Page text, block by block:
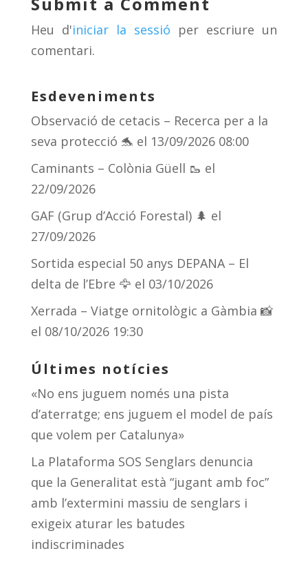
s m te
ix
Heu d'iniciar la sessió per escriure un
comentari.
Esdeveniments
Observació de cetacis – Recerca per a la
seva protecció 🐬 el 13/09/2026 08:00
Caminants – Colònia Güell 🥾 el
22/09/2026
GAF (Grup d’Acció Forestal) 🌲 el
27/09/2026
Sortida especial 50 anys DEPANA – El
delta de l’Ebre 🦅 el 03/10/2026
Xerrada – Viatge ornitològic a Gàmbia 📸
el 08/10/2026 19:30
Últimes notícies
«No ens juguem només una pista
d’aterratge; ens juguem el model de país
que volem per Catalunya»
La Plataforma SOS Senglars denuncia
que la Generalitat està “jugant amb foc”
amb l’extermini massiu de senglars i
exigeix aturar les batudes
indiscriminades